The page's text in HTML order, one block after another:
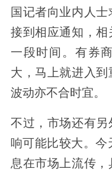
国记者向业内人
接到相应通知，
一段时间。有券
大，马上就进入
波动亦不合时宜。
不过，市场还有
响可能比较大。
息在市场上流传